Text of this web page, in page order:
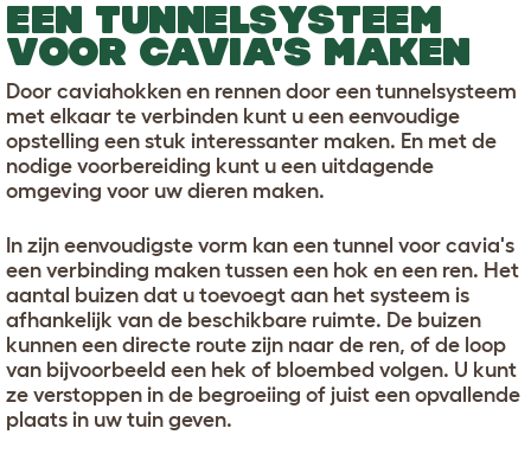
EEN TUNNELSYSTEEM
VOOR CAVIA'S MAKEN
Door caviahokken en rennen door een tunnelsysteem
met elkaar te verbinden kunt u een eenvoudige
opstelling een stuk interessanter maken. En met de
nodige voorbereiding kunt u een uitdagende
omgeving voor uw dieren maken.
In zijn eenvoudigste vorm kan een tunnel voor cavia's
een verbinding maken tussen een hok en een ren. Het
aantal buizen dat u toevoegt aan het systeem is
afhankelijk van de beschikbare ruimte. De buizen
kunnen een directe route zijn naar de ren, of de loop
van bijvoorbeeld een hek of bloembed volgen. U kunt
ze verstoppen in de begroeiing of juist een opvallende
plaats in uw tuin geven.